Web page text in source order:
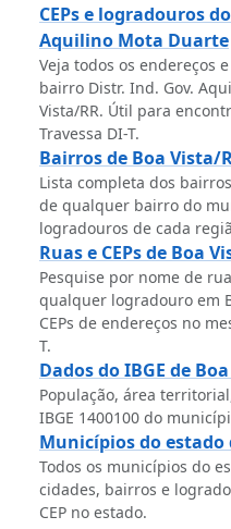
CEPs e logradouros
Aquilino Mota Duarte
Veja todos os endereços
bairro Distr. Ind. Gov.
Vista/RR. Útil para
Travessa DI-T.
Bairros de Boa Vista/
Lista completa dos
de qualquer bairro do
logradouros de cada
Ruas e CEPs de Boa
Pesquise por nome de
qualquer logradouro em
CEPs de endereços no
T.
Dados do IBGE de
População, área
IBGE 1400100 do
Municípios do estado
Todos os municípios do
cidades, bairros e
CEP no estado.